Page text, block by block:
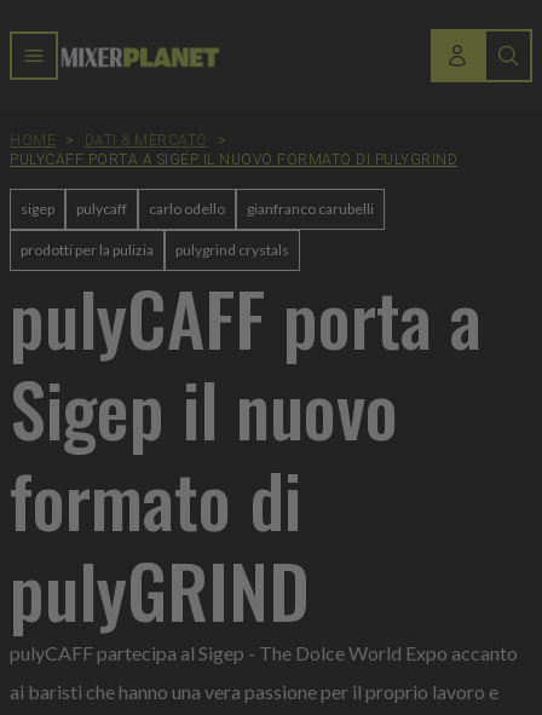
HOME > DATI & MERCATO
>
PULYCAFF PORTA A SIGEP IL NUOVO FORMATO DI PULYGRIND
sigep pulycaff carlo odello gianfranco carubelli
prodotti per la pulizia pulygrind crystals
pulyCAFF porta a
Sigep il nuovo
formato di
pulyGRIND
pulyCAFF partecipa al Sigep - The Dolce World Expo accanto
ai baristi che hanno una vera passione per il proprio lavoro e